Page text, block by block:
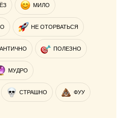
МИЛО
НЕ ОТОРВАТЬСЯ
ПОЛЕЗНО
МУДРО
СТРАШНО ФУУ